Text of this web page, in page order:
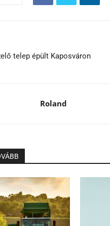
telep épült Kaposváron
Roland